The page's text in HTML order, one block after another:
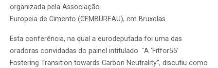
organizada pela Associação
Europeia de Cimento (CEMBUREAU), em Bruxelas.
Esta conferência, na qual a eurodeputada foi uma das
oradoras convidadas do painel intitulado "A ‘Fitfor55’
Fostering Transition towards Carbon Neutrality", discutiu como